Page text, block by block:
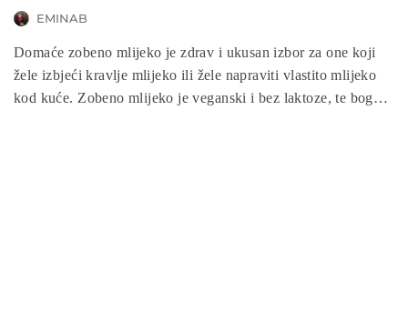
EMINAB
Domaće zobeno mlijeko je zdrav i ukusan izbor za one koji
žele izbjeći kravlje mlijeko ili žele napraviti vlastito mlijeko
kod kuće. Zobeno mlijeko je veganski i bez laktoze, te bogato